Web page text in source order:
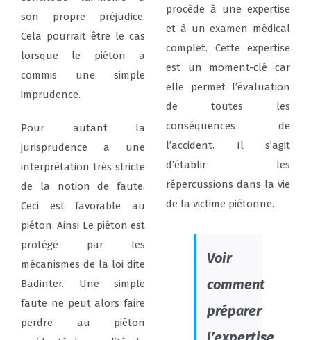
son propre préjudice.
Cela pourrait être le cas
lorsque le piéton a
commis une simple
imprudence.
Pour autant la
jurisprudence a une
interprétation très stricte
de la notion de faute.
Ceci est favorable au
piéton. Ainsi Le piéton est
protégé par les
mécanismes de la loi dite
Badinter. Une simple
faute ne peut alors faire
perdre au piéton
procède à une expertise
et à un examen médical
complet. Cette expertise
est un moment-clé car
elle permet l’évaluation
de toutes les
conséquences de
l’accident. Il s’agit
d’établir les
répercussions dans la vie
de la victime piétonne.
Voir
comment
préparer